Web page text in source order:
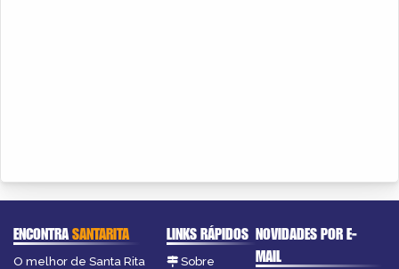
ENCONTRASANTARITA
O melhor de Santa Rita
LINKS RÁPIDOS
Sobre
NOVIDADES POR E-
MAIL